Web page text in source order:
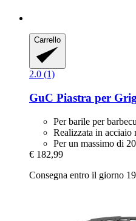
Carrello
2.0 (1)
GuC Piastra per
Per barile per
Realizzata in acciaio
Per un massimo di
€ 182,99
Consegna entro il giorno